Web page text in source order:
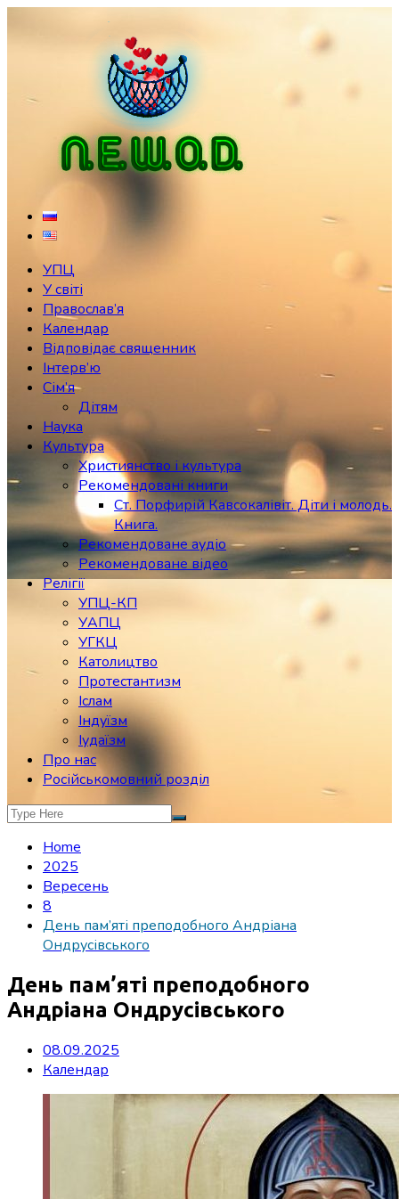
УПЦ
У світі
Православ’я
Календар
Відповідає священник
Інтерв’ю
Сім’я
Дітям
Наука
Культура
Християнство і культура
Рекомендовані книги
Ст. Порфирій Кавсокалівіт. Діти і молодь.
Книга.
Рекомендоване аудіо
Рекомендоване відео
Релігії
УПЦ-КП
УАПЦ
УГКЦ
Католицтво
Протестантизм
Іслам
Індуїзм
Іудаїзм
Про нас
Російськомовний розділ
Home
2025
Вересень
8
День пам’яті преподобного Андріана
Ондрусівського
День пам’яті преподобного
Андріана Ондрусівського
08.09.2025
Календар